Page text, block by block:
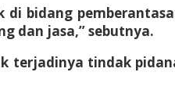
bidang
dan jasa,” sebutnya.
terjadinya tindak